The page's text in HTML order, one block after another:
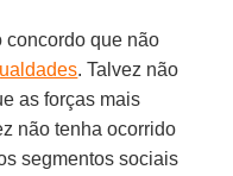
concordo que não
. Talvez não
as forças mais
não tenha ocorrido
segmentos sociais